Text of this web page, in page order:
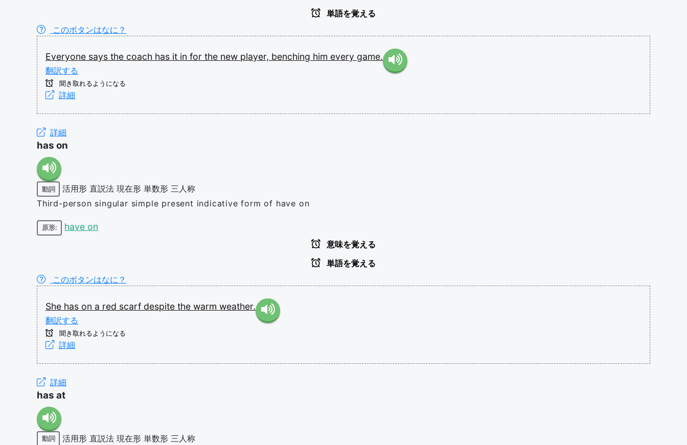
単語を覚える
このボタンはなに？
Everyone says the coach has it in for the new player, benching him every game.
翻訳する
聞き取れるようになる
詳細
詳細
has on
動詞 活用形 直説法 現在形 単数形 三人称
Third-person singular simple present indicative form of have on
原形: have on
意味を覚える
単語を覚える
このボタンはなに？
She has on a red scarf despite the warm weather.
翻訳する
聞き取れるようになる
詳細
詳細
has at
動詞 活用形 直説法 現在形 単数形 三人称